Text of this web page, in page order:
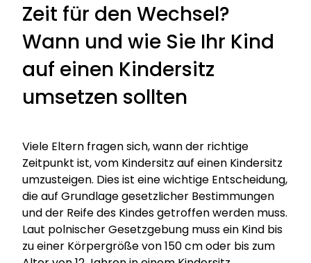
Zeit für den Wechsel?
Wann und wie Sie Ihr Kind
auf einen Kindersitz
umsetzen sollten
Viele Eltern fragen sich, wann der richtige
Zeitpunkt ist, vom Kindersitz auf einen Kindersitz
umzusteigen. Dies ist eine wichtige Entscheidung,
die auf Grundlage gesetzlicher Bestimmungen
und der Reife des Kindes getroffen werden muss.
Laut polnischer Gesetzgebung muss ein Kind bis
zu einer Körpergröße von 150 cm oder bis zum